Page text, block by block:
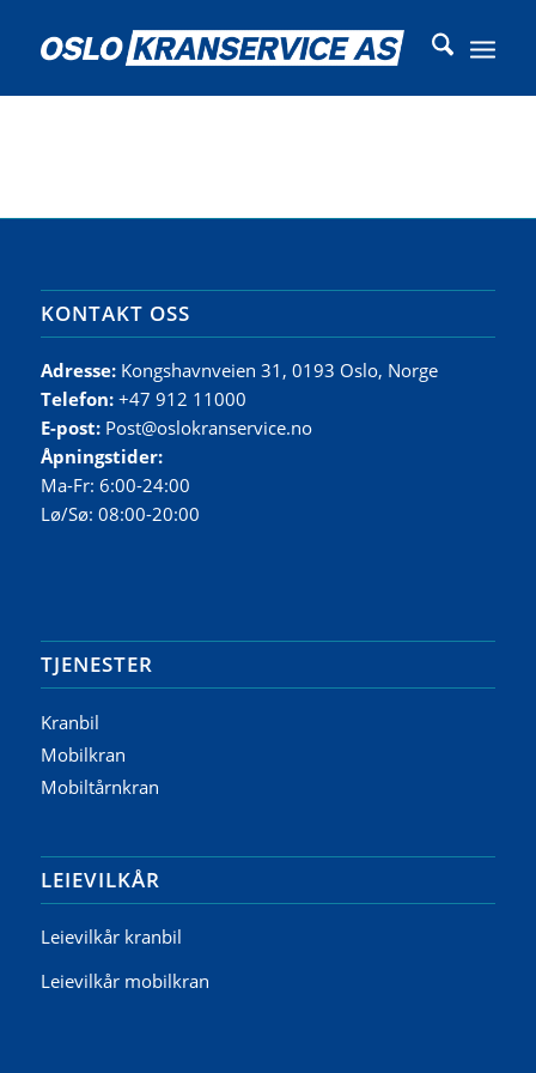
KONTAKT OSS
Adresse: Kongshavnveien 31, 0193 Oslo, Norge
Telefon: +47 912 11000
E-post: Post@oslokranservice.no
Åpningstider:
Ma-Fr: 6:00-24:00
Lø/Sø: 08:00-20:00
TJENESTER
Kranbil
Mobilkran
Mobiltårnkran
LEIEVILKÅR
Leievilkår kranbil
Leievilkår mobilkran